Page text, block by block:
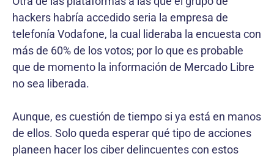
hackers habría accedido seria la empresa de
telefonía Vodafone, la cual lideraba la encuesta con
más de 60% de los votos; por lo que es probable
que de momento la información de Mercado Libre
no sea liberada.
Aunque, es cuestión de tiempo si ya está en manos
de ellos. Solo queda esperar qué tipo de acciones
planeen hacer los ciber delincuentes con estos